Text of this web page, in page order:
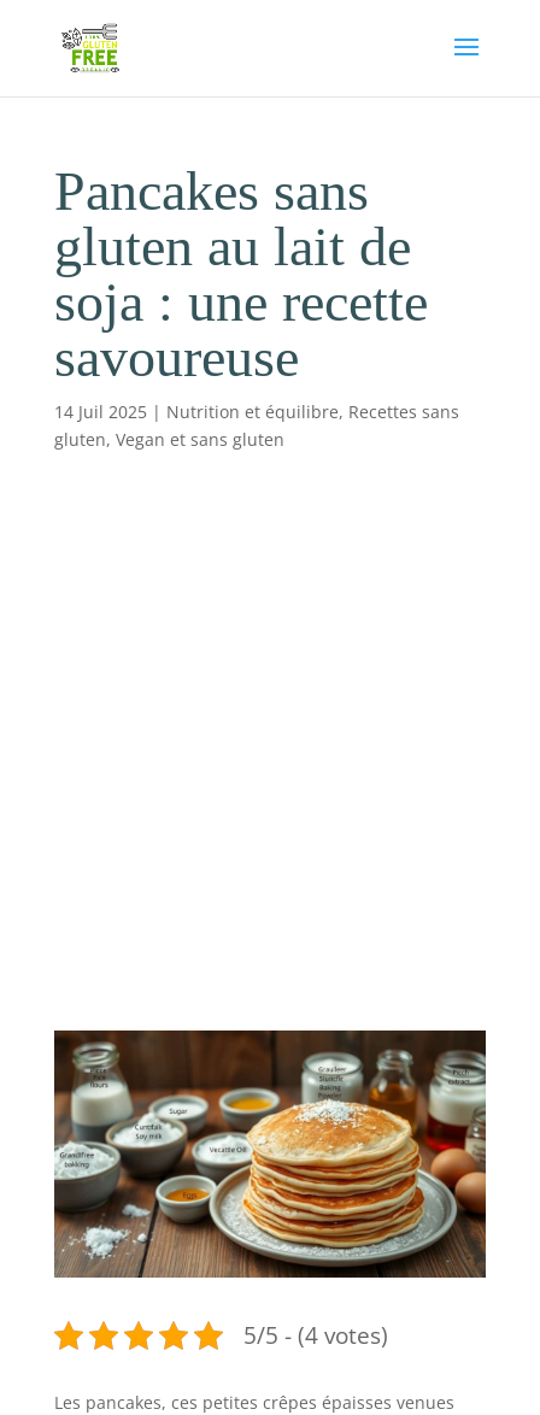
Pancakes sans
gluten au lait de
soja : une recette
savoureuse
14 Juil 2025| Nutrition et équilibre, Recettes sans
gluten, Vegan et sans gluten
5/5 - (4 votes)
Les pancakes, ces petites crêpes épaisses venues